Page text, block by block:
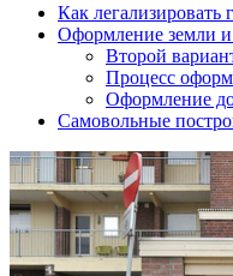
Как
Оформление земли и
Второй
Процесс
Оформление
Самовольные